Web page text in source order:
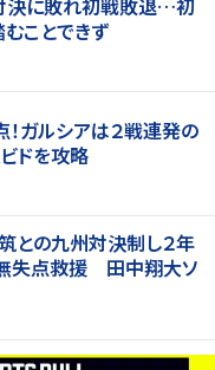
決に敗れ初戦敗退…初
ことできず
！ガルシアは２戦連発の
ドを攻略
との九州対決制し２年
失点救援 田中翔大ソ